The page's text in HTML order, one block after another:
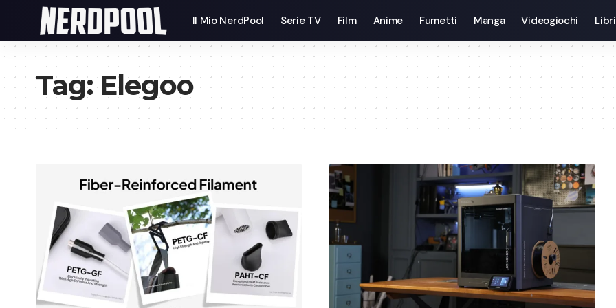
Il Mio NerdPool Serie TV Film Anime Fumetti Manga Videogiochi Libri
Tag:Elegoo